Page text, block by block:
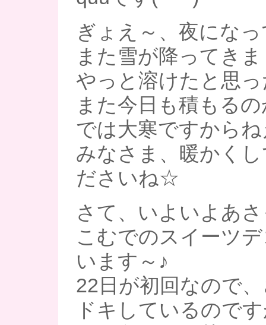
ぎょえ～、夜にな
また雪が降ってき
やっと溶けたと思
また今日も積もる
では大寒ですから
みなさま、暖かく
ださいね☆
さて、いよいよあ
こむでのスイーツ
います～♪
22日が初回なので
ドキしているので